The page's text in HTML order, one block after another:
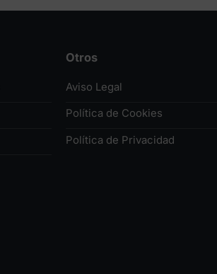
Otros
Aviso Legal
Política de Cookies
Política de Privacidad